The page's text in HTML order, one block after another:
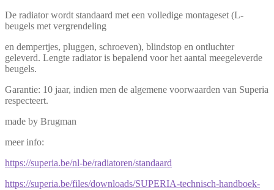
De radiator wordt standaard met een volledige montageset (L-
beugels met vergrendeling
en dempertjes, pluggen, schroeven), blindstop en ontluchter
geleverd. Lengte radiator is bepalend voor het aantal meegeleverde
beugels.
Garantie: 10 jaar, indien men de algemene voorwaarden van Superia
respecteert.
made by Brugman
meer info:
https://superia.be/nl-be/radiatoren/standaard
https://superia.be/files/downloads/SUPERIA-technisch-handboek-